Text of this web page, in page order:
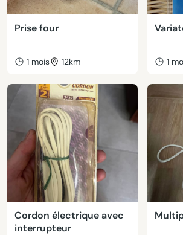
Prise four
1 mois 12km 1
Cordon électrique avec
interrupteur